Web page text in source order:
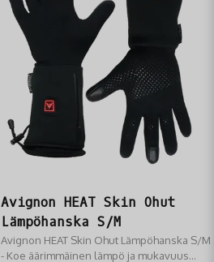
Avignon HEAT Skin Ohut
Lämpöhanska S/M
Avignon HEAT Skin Ohut Lämpöhanska S/M
- Koe äärimmäinen lämpö ja mukavuus